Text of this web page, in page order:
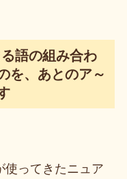
語の組み合わ
を、あとのア～
使ってきたニュア